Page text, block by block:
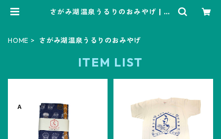
さがみ湖温泉うるりのおみやげ | さ
HOME さがみ湖温泉うるりのおみやげ
ITEM LIST